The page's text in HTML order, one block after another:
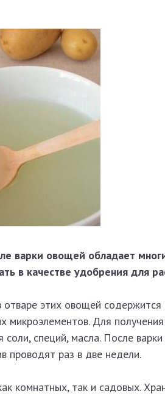
варки овощей обладает
в качестве удобрения для
отваре этих овощей
микроэлементов. Для
специй, масла. После
проводят раз в две недели.
комнатных, так и садовых.